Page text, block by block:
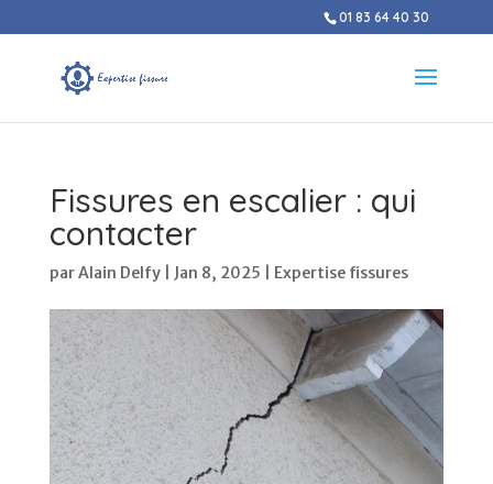
01 83 64 40 30
Fissures en escalier : qui
contacter
parAlain Delfy| Jan 8, 2025 Expertise fissures